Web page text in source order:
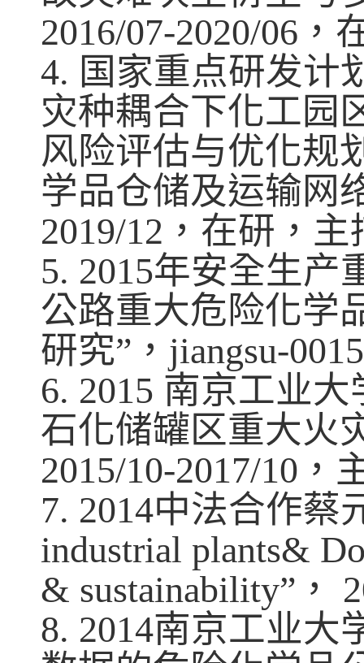
2016/07-2020/06 ，
4. 国家重点研发计
灾种耦合下化工园
风险评估与优化规
学品仓储及运输网
2019/12 ，在研，主
5. 2015年安全生产
公路重大危险化学
研究” ， jiangsu-
6. 2015 南京工业大
石化储罐区重大火
2015/10-2017/10 ，
7. 2014中法合作蔡
industrial plants&
& sustainability” ，
8. 2014南京工业大